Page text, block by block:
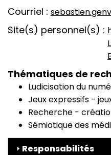
Courriel
Site(s) personnel(s)
Thématiques de
Ludicisation du
Jeux expressifs -
Recherche -
Sémiotique des
Responsabilités